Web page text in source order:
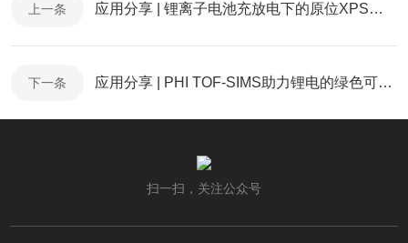
上一条 应用分享 | 锂离子电池充放电下的原位XPS表征
下一条 应用分享 | PHI TOF-SIMS助力锂电的绿色可持续发展战略
扫一扫，关注公众号